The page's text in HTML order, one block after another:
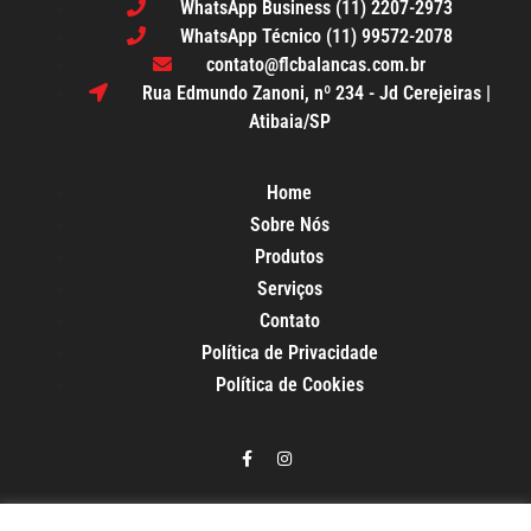
WhatsApp Business (11) 2207-2973
WhatsApp Técnico (11) 99572-2078
contato@flcbalancas.com.br
Rua Edmundo Zanoni, nº 234 - Jd Cerejeiras |
Atibaia/SP
Home
Sobre Nós
Produtos
Serviços
Contato
Política de Privacidade
Política de Cookies